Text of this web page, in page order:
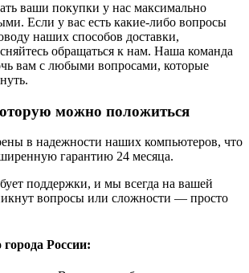
ваши покупки у нас максимально
Если у вас есть какие-либо вопросы
наших способов доставки,
обращаться к нам. Наша команда
вам с любыми вопросами, которые
можно положиться
в надежности наших компьютеров, что
гарантию 24 месяца.
поддержки, и мы всегда на вашей
вопросы или сложности — просто
России: